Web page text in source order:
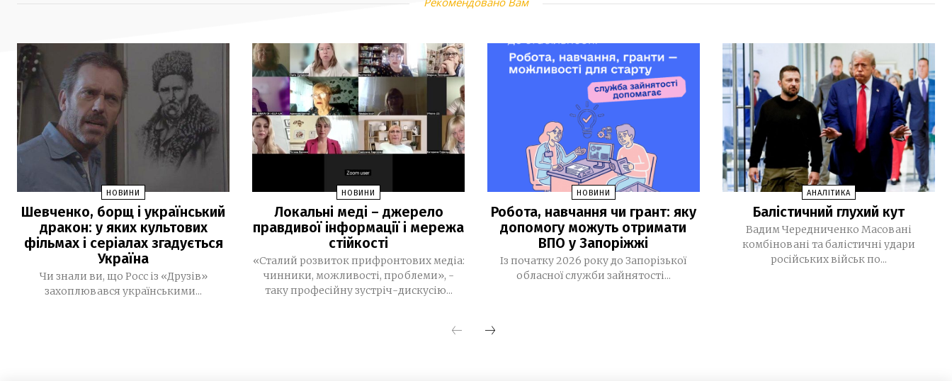
роботи
укриття: куди повідомляти про
зачинені
14:52
Рустем Умєров очолив Службу
зовнішньої розвідки, а Ігор Клименко
— РНБО
МВС запровадило нові виплати для
військових Нацгвардії, ДПСУ та
поліції
11:16
У Monobank з’явилася нова функція:
до транзакцій тепер можна
додавати фото чеків
НОВИНИ
Шевченко, борщ і український
дракон: у яких культових
фільмах і серіалах згадується
Україна
Чи знали ви, що Росс із «Друзів»
захоплювався українськими...
НОВИНИ
Локальні меді – джерело
правдивої інформації і мережа
стійкості
«Сталий розвиток прифронтових медіа:
чинники, можливості, проблеми», -
таку професійну зустріч-дискусію...
НОВИНИ
Робота, навчання чи грант: яку
допомогу можуть отримати
ВПО у Запоріжжі
Із початку 2026 року до Запорізької
обласної служби зайнятості...
АНАЛІТИКА
Балістичний глухий кут
Вадим Чередниченко Масовані
комбіновані та балістичні удари
російських військ по...